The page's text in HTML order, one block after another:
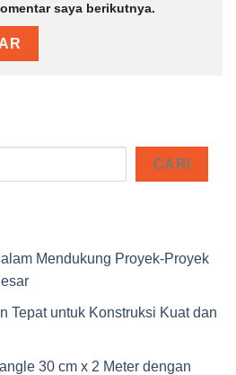
saya berikutnya.
CARI
Mendukung Proyek-Proyek
Tepat untuk Konstruksi Kuat dan
30 cm x 2 Meter dengan